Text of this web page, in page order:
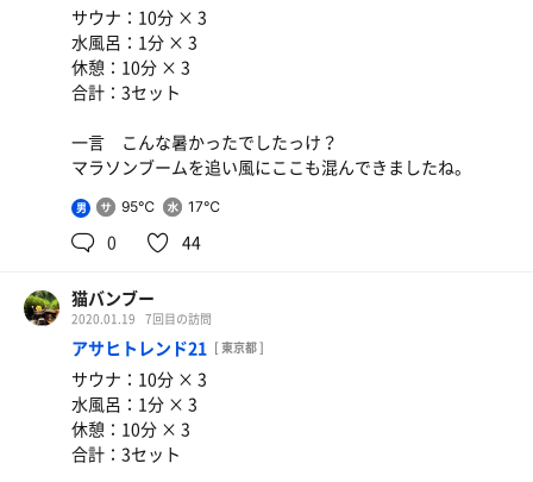
サウナ：10分 × 3
水風呂：1分 × 3
休憩：10分 × 3
合計：3セット
一言 こんな暑かったでしたっけ？
マラソンブームを追い風にここも混んできましたね。
男 95℃ 17℃
0 44
猫バンブー
2020.01.19 7回目の訪問
アサヒトレンド21 [ 東京都 ]
サウナ：10分 × 3
水風呂：1分 × 3
休憩：10分 × 3
合計：3セット